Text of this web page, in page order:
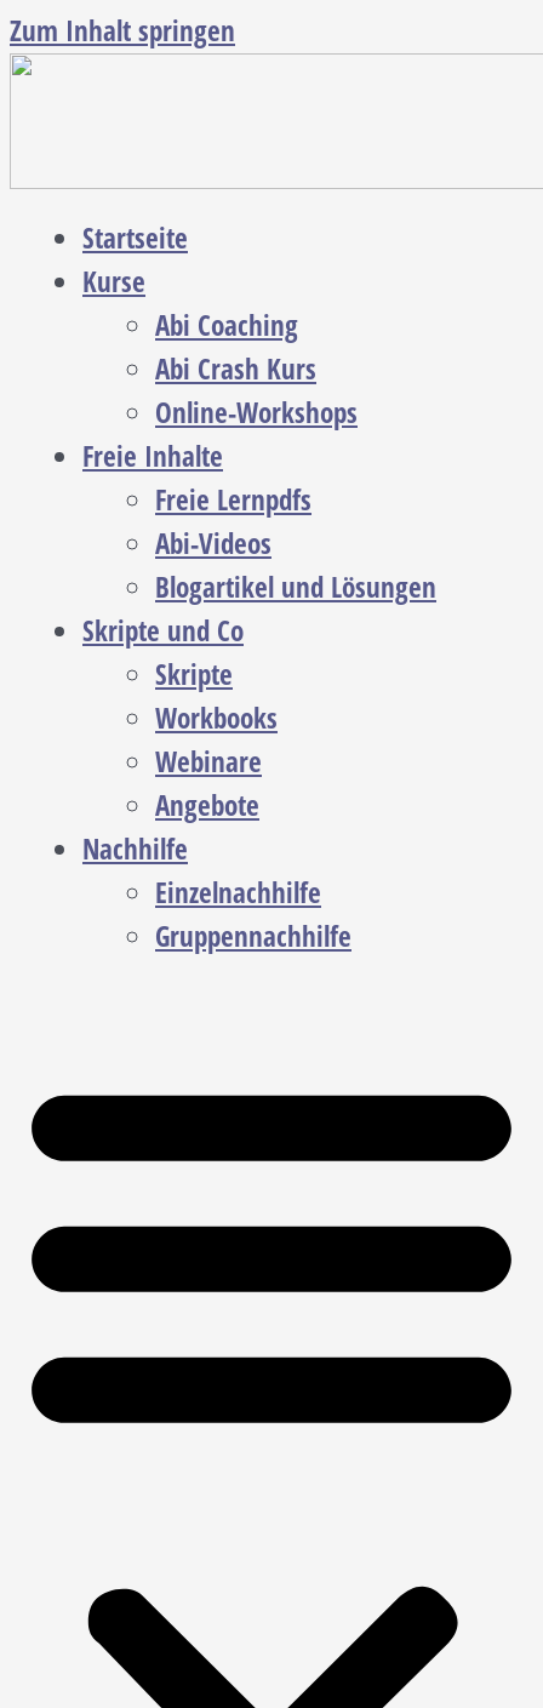
Zum Inhalt springen
Startseite
Kurse
Abi Coaching
Abi Crash Kurs
Online-Workshops
Freie Inhalte
Freie Lernpdfs
Abi-Videos
Blogartikel und Lösungen
Skripte und Co
Skripte
Workbooks
Webinare
Angebote
Nachhilfe
Einzelnachhilfe
Gruppennachhilfe